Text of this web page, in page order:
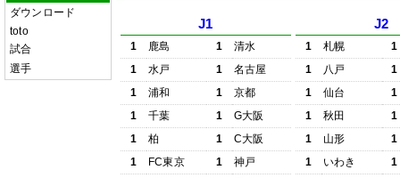
ダウンロード
toto
試合
選手
J1
1 鹿島 1
清水
1
水戸 1
名古屋
1
浦和 1
京都
1
千葉 1
G大阪
1
柏 1
C大阪
1
FC東京 1
神戸
J2
1 札幌
1
1
八戸
1
1
仙台
1
1
秋田
1
1
山形
1
1
いわき
1